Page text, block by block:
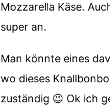
Mozzarella Käse.
super an.
Man könnte eines
wo dieses
zuständig 😉 Ok ich